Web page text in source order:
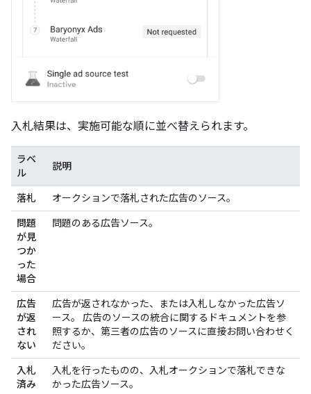
入札結果は、実施可能な順に並べ替えられます。
ラベ
ル
説明
落札 オークションで落札された広告のソース。
問題
が見
つか
った
場合
問題のある広告ソース。
広告
が返
され
ない
広告が返されなかった、または入札しなかった広告ソ
ース。 広告のソースの統合に関するドキュメントを参
照するか、第三者の広告のソースに直接お問い合わせく
ださい。
入札
済み
入札を行ったものの、入札オークションで落札できな
かった広告ソース。